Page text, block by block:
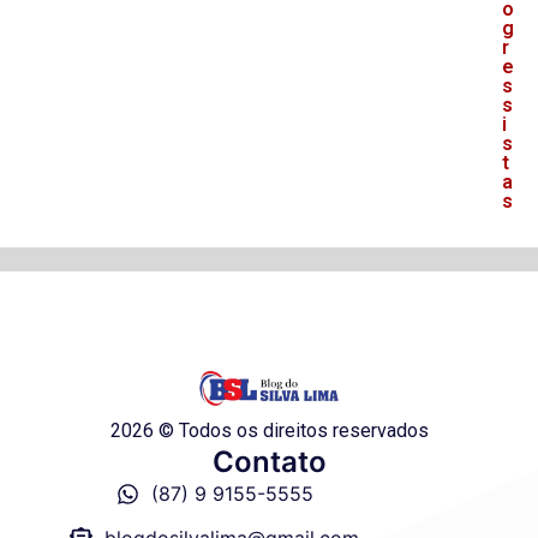
o
g
r
e
s
s
i
s
t
a
s
2026 © Todos os direitos reservados
Contato
(87) 9 9155-5555